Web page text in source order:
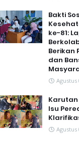
Bakti
ke-81:
Berikan
dan
Agustus
Karutan
Isu
Agustus